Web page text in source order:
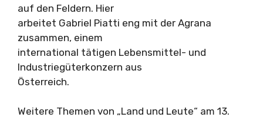
auf den Feldern. Hier
arbeitet Gabriel Piatti eng mit der Agrana
zusammen, einem
international tätigen Lebensmittel- und
Industriegüterkonzern aus
Österreich.
Weitere Themen von „Land und Leute“ am 13.